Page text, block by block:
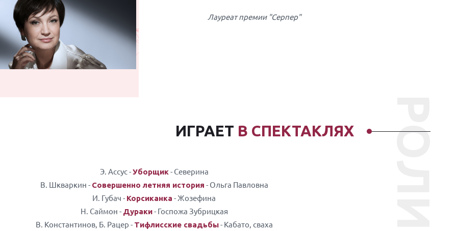
Лауреат премии "Серпер"
ИГРАЕТ В СПЕКТАКЛЯХ РОЛИ
Э. Ассус -Уборщик- Северина
В. Шкваркин - Совершенно летняя история - Ольга Павловна
И. Губач - Корсиканка - Жозефина
Н. Саймон - Дураки- Госпожа Зубрицкая
В. Константинов, Б. Рацер - Тифлисские свадьбы- Кабато, сваха